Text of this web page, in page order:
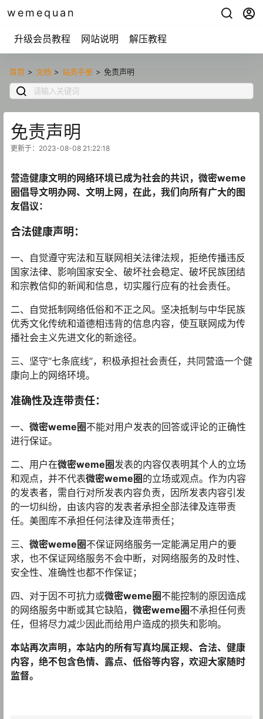
wemequan
升级会员教程 网站说明 解压教程
首页 > 文档 > 站务手册 > 免责声明
免责声明
更新于：2023-08-08 21:22:18
营造健康文明的网络环境已成为社会的共识，微密weme
圈倡导文明办网、文明上网，在此，我们向所有广大的图
友倡议：
合法健康声明：
一、自觉遵守宪法和互联网相关法律法规，拒绝传播违反
国家法律、影响国家安全、破坏社会稳定、破坏民族团结
和宗教信仰的新闻和信息，切实履行应有的社会责任。
二、自觉抵制网络低俗和不正之风。坚决抵制与中华民族
优秀文化传统和道德相违背的信息内容，使互联网成为传
播社会主义先进文化的新途径。
三、坚守“七条底线”，积极承担社会责任，共同营造一个健
康向上的网络环境。
准确性及连带责任：
一、 微密weme圈 不能对用户发表的回答或评论的正确性
进行保证。
二、用户在微密weme圈发表的内容仅表明其个人的立场
和观点，并不代表微密weme圈 的立场或观点。作为内容
的发表者，需自行对所发表内容负责，因所发表内容引发
的一切纠纷，由该内容的发表者承担全部法律及连带责
任。美图库不承担任何法律及连带责任；
三、 微密weme圈 不保证网络服务一定能满足用户的要
求，也不保证网络服务不会中断，对网络服务的及时性、
安全性、准确性也都不作保证；
四、对于因不可抗力或微密weme圈 不能控制的原因造成
的网络服务中断或其它缺陷， 微密weme圈 不承担任何责
任，但将尽力减少因此而给用户造成的损失和影响。
本站再次声明，本站内的所有写真均属正规、合法、健康
内容，绝不包含色情、露点、低俗等内容，欢迎大家随时
监督。